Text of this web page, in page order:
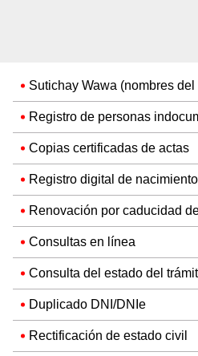
Sutichay Wawa (nombres
Registro de personas
Copias certificadas de actas
Registro digital de nacimiento
Renovación por caducidad
Consultas en línea
Consulta del estado del
Duplicado DNI/DNIe
Rectificación de estado civil